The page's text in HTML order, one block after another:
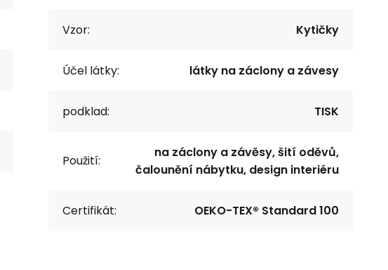
Vzor: Kytičky
Účel látky: látky na záclony a závesy
podklad: TISK
Použití:
na záclony a závěsy, šití oděvů,
čalounění nábytku, design interiéru
Certifikát: OEKO-TEX® Standard 100